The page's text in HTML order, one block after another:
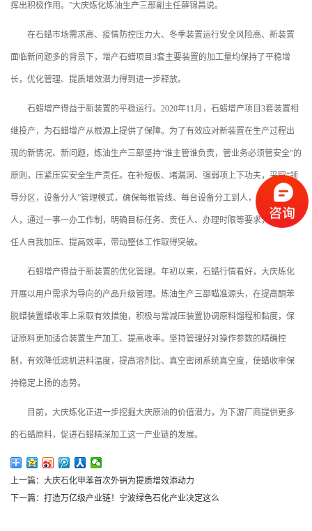
挥出积极作用。”大庆炼化炼油生产三部副主任薛锦昌说。
在石蜡市场需求高、疫情防控压力大、冬季装置运行安全风险高、新装置
面临新问题多的背景下，增产石蜡项目3套主要装置的加工量均保持了平稳增
长，优化管理、提质增效潜力得到进一步释放。
石蜡增产得益于新装置的平稳运行。2020年11月，石蜡增产项目3套装置相
继投产，为石蜡增产从根源上提供了保障。为了有效应对新装置在生产过程出
现的新情况、新问题，炼油生产三部坚持“谁主管谁负责，管业务必须管安全”的
原则，压紧压实安全生产责任。在补短板、堵漏洞、强弱项上下功夫，采取“领
导分区，设备分人”管理模式，确保每根管线、每台设备分工到人，责任落实到
人，通过一事一办工作制，明确目标任务、责任人、办理时限等要求，促进责
任人自我加压、提高效率，带动整体工作取得突破。
石蜡增产得益于新装置的优化管理。年初以来，石蜡行情看好，大庆炼化
开展以用户需求为导向的产品升级管理。炼油生产三部瞄准源头，在提高酮苯
脱蜡装置蜡收率上采取有效措施，积极与常减压装置协调原料馏程和黏度，保
证原料更加适合装置生产加工、提高收率。坚持管理好对操作参数的精确控
制，有效降低滤机进料温度，提高溶剂比、真空密闭系统真空度，使蜡收率保
持稳定上扬的态势。
目前，大庆炼化正进一步挖掘大庆原油的价值潜力，为下游厂商提供更多
的石蜡原料，促进石蜡精深加工这一产业链的发展。
上一篇：大庆石化甲苯首次外销为提质增效添动力
下一篇：打造万亿级产业链！宁波绿色石化产业决定这么